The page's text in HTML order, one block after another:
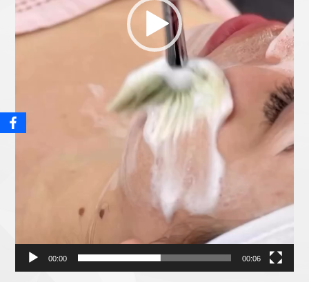
00:00 00:06